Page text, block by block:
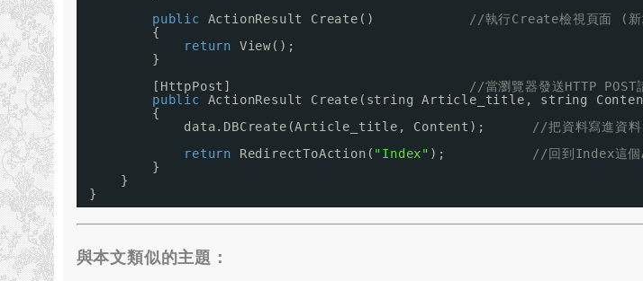
public
ActionResult Create()
//執行Create檢視頁面 (新
{
return
View();
}
[HttpPost]
//當瀏覽器發送HTTP POST
public
ActionResult Create(string Article_title, string
{
data.DBCreate(Article_title, Content);
//把資料寫進資
return
RedirectToAction( "Index" );
//回到Index這
}
}
}
與本文類似的主題：